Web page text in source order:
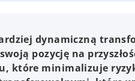
dynamiczną
pozycję na
które minimalizuje